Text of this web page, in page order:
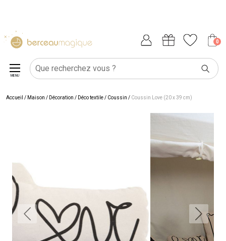
0
MENU
Accueil / Maison / Décoration / Déco textile/ Coussin / Coussin Love (20 x 39 cm)